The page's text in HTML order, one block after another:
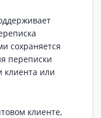
сохраняется
переписки
клиента или
клиенте,